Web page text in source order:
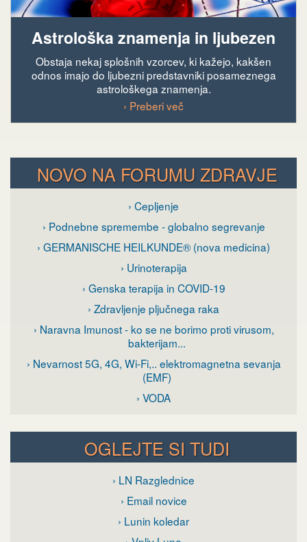
Astrološka znamenja in ljubezen
Obstaja nekaj splošnih vzorcev, ki kažejo, kakšen
odnos imajo do ljubezni predstavniki posameznega
astrološkega znamenja.
› Preberi več
NOVO NA FORUMU ZDRAVJE
› Cepljenje
› Podnebne spremembe - globalno segrevanje
› GERMANISCHE HEILKUNDE® (nova medicina)
› Urinoterapija
› Genska terapija in COVID-19
› Zdravljenje pljučnega raka
› Naravna Imunost - ko se ne borimo proti virusom,
bakterijam...
› Nevarnost 5G, 4G, Wi-Fi,.. elektromagnetna sevanja
(EMF)
› VODA
OGLEJTE SI TUDI
› LN Razglednice
› Email novice
› Lunin koledar